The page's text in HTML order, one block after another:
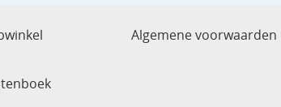
Algemene voorwaarden